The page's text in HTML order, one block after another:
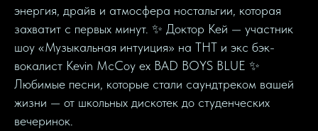
энергия, драйв и атмосфера ностальгии, которая
захватит с первых минут. ✨ Доктор Кей — участник
шоу «Музыкальная интуиция» на ТНТ и экс бэк-
вокалист Kevin McCoy ex BAD BOYS BLUE ✨
Любимые песни, которые стали саундтреком вашей
жизни — от школьных дискотек до студенческих
вечеринок.